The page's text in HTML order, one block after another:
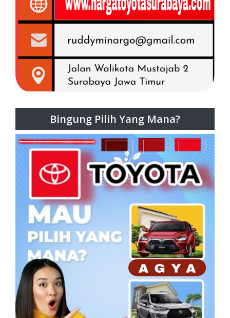
Bingung Pilih Yang Mana?